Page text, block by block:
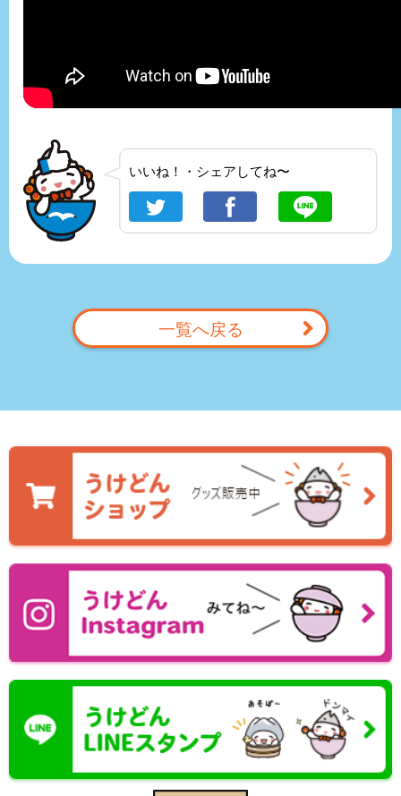
いいね！・シェアしてね〜
一覧へ戻る